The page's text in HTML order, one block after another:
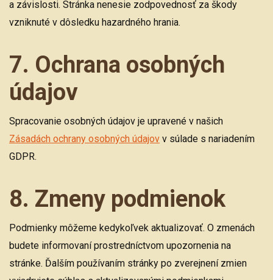
a závislosti. Stránka nenesie zodpovednosť za škody
vzniknuté v dôsledku hazardného hrania.
7. Ochrana osobných
údajov
Spracovanie osobných údajov je upravené v našich
Zásadách ochrany osobných údajov v súlade s nariadením
GDPR.
8. Zmeny podmienok
Podmienky môžeme kedykoľvek aktualizovať. O zmenách
budete informovaní prostredníctvom upozornenia na
stránke. Ďalším používaním stránky po zverejnení zmien